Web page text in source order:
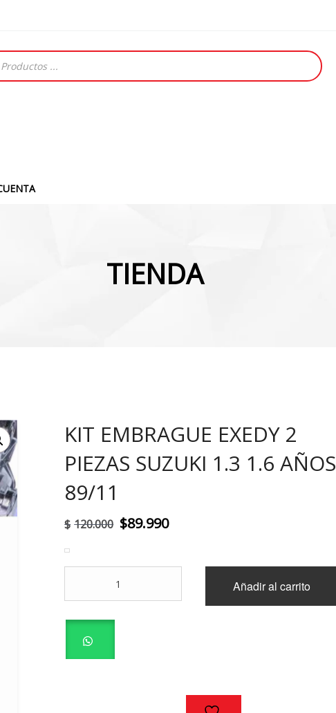
TIENDA
KIT EMBRAGUE EXEDY 2
PIEZAS SUZUKI 1.3 1.6 AÑOS
89/11
$ 120.000 El
original
$89.990El
actual
$89.990.
EXEDY
2
SUZUKI
1.3
Añadir al carrito